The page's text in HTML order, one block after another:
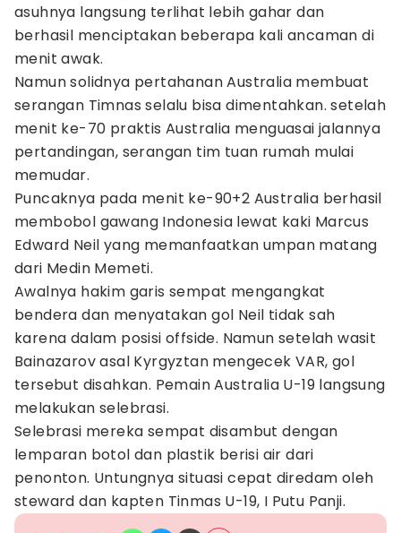
asuhnya langsung terlihat lebih gahar dan
berhasil menciptakan beberapa kali ancaman di
menit awak.
Namun solidnya pertahanan Australia membuat
serangan Timnas selalu bisa dimentahkan. setelah
menit ke-70 praktis Australia menguasai jalannya
pertandingan, serangan tim tuan rumah mulai
memudar.
Puncaknya pada menit ke-90+2 Australia berhasil
membobol gawang Indonesia lewat kaki Marcus
Edward Neil yang memanfaatkan umpan matang
dari Medin Memeti.
Awalnya hakim garis sempat mengangkat
bendera dan menyatakan gol Neil tidak sah
karena dalam posisi offside. Namun setelah wasit
Bainazarov asal Kyrgyztan mengecek VAR, gol
tersebut disahkan. Pemain Australia U-19 langsung
melakukan selebrasi.
Selebrasi mereka sempat disambut dengan
lemparan botol dan plastik berisi air dari
penonton. Untungnya situasi cepat diredam oleh
steward dan kapten Tinmas U-19, I Putu Panji.